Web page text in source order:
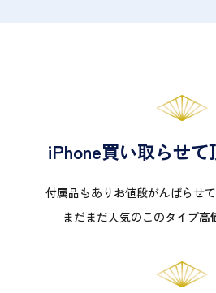
iPhone買い取らせて
付属品もありお値段がんばらせ
まだまだ人気のこのタイプ高